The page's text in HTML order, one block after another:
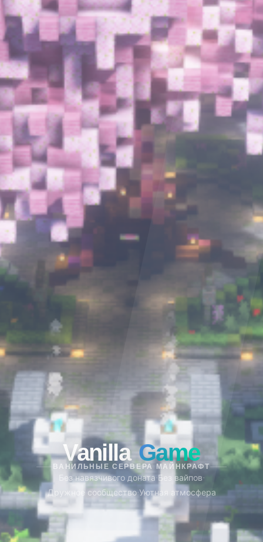
Vanilla Game
ВАНИЛЬНЫЕ СЕРВЕРА МАЙНКРАФТ
Без навязчивого доната·Без вайпов·
Дружное сообщество·Уютная атмосфера